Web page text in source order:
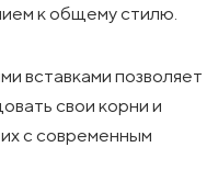
к общему стилю.
вставками позволяет
свои корни и
с современным